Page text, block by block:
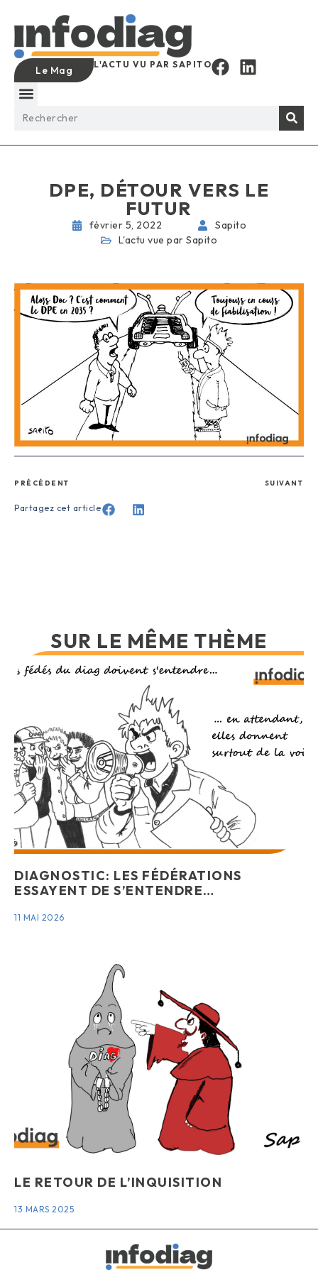
Le Mag L'ACTU VU PAR SAPITO
DPE, DÉTOUR VERS LE
FUTUR
février 5, 2022
Sapito
L'actu vue par Sapito
PRÉCÉDENT SUIVANT
Partagez cet article
SUR LE MÊME THÈME
DIAGNOSTIC: LES FÉDÉRATIONS
ESSAYENT DE S’ENTENDRE…
11 MAI 2026
LE RETOUR DE L’INQUISITION
13 MARS 2025